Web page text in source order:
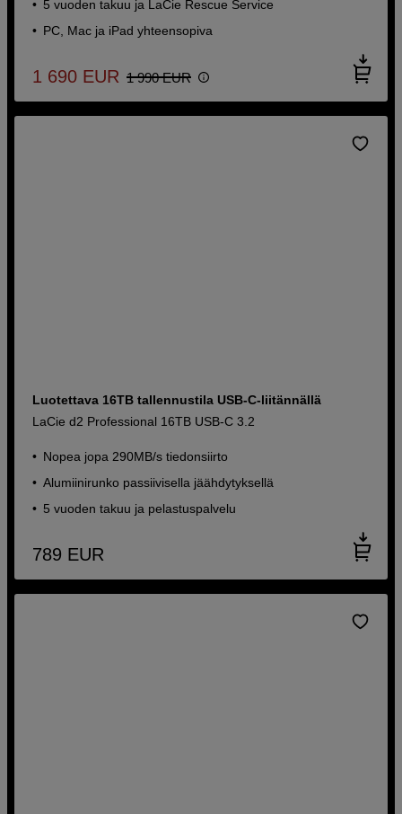
5 vuoden takuu ja LaCie Rescue Service
PC, Mac ja iPad yhteensopiva
1 690 EUR 1 990 EUR
Luotettava 16TB tallennustila USB-C-liitännällä
LaCie d2 Professional 16TB USB-C 3.2
Nopea jopa 290MB/s tiedonsiirto
Alumiinirunko passiivisella jäähdytyksellä
5 vuoden takuu ja pelastuspalvelu
789 EUR